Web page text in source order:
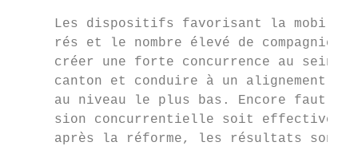
Les dispositifs favorisant la
rés et le nombre élevé de compagnies
créer une forte concurrence au sein
canton et conduire à un alignement
au niveau le plus bas. Encore faut-
sion concurrentielle soit effective.
après la réforme, les résultats sont